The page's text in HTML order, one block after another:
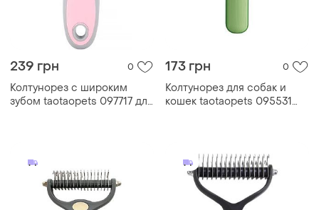
239 грн 0
Колтунорез с широким
зубом taotaopets 097717 для
173 грн 0
Колтунорез для собак и
кошек taotaopets 095531